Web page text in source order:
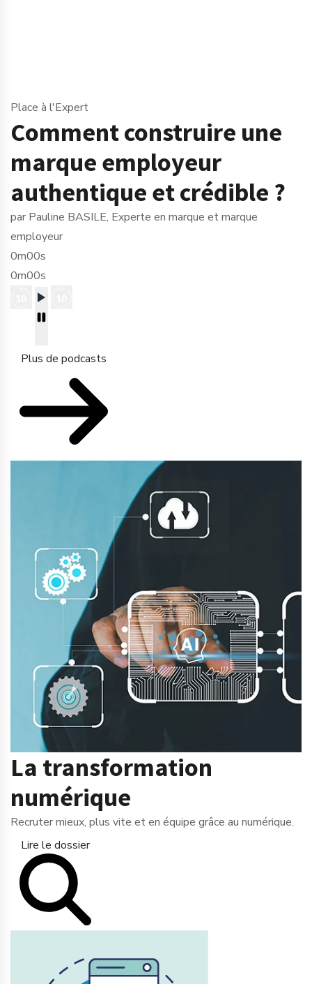
Place à l'Expert
Comment construire une
marque employeur
authentique et crédible ?
par Pauline BASILE, Experte en marque et marque
employeur
0m00s
0m00s
Plus de podcasts
La transformation
numérique
Recruter mieux, plus vite et en équipe grâce au numérique.
Lire le dossier